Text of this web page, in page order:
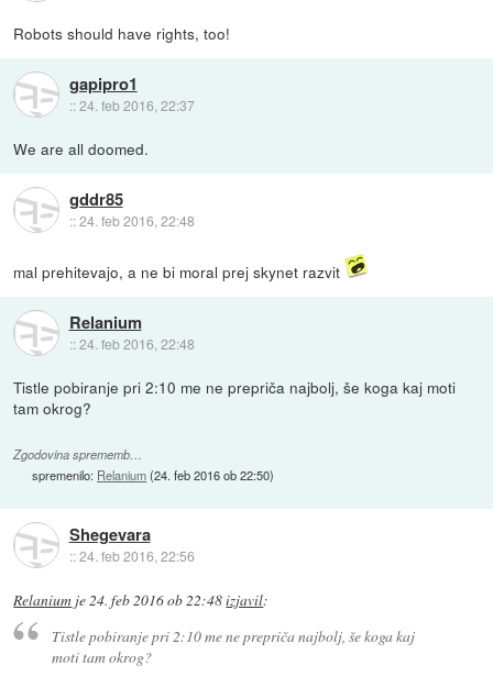
Robots should have rights, too!
gapipro1
::24. feb 2016, 22:37
We are all doomed.
gddr85
::24. feb 2016, 22:48
mal prehitevajo, a ne bi moral prej skynet razvit
Relanium
::24. feb 2016, 22:48
Tistle pobiranje pri 2:10 me ne prepriča najbolj, še koga kaj moti
tam okrog?
Zgodovina sprememb…
spremenilo: Relanium(24. feb 2016 ob 22:50)
Shegevara
::24. feb 2016, 22:56
Relanium je 24. feb 2016 ob 22:48izjavil:
Tistle pobiranje pri 2:10 me ne prepriča najbolj, še koga kaj
moti tam okrog?